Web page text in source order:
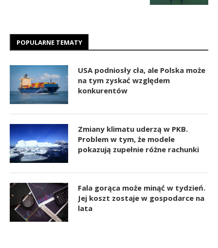
POPULARNE TEMATY
USA podniosły cła, ale Polska może
na tym zyskać względem
konkurentów
Zmiany klimatu uderzą w PKB.
Problem w tym, że modele
pokazują zupełnie różne rachunki
Fala gorąca może minąć w tydzień.
Jej koszt zostaje w gospodarce na
lata